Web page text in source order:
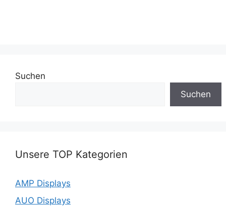
Suchen
Suchen
Unsere TOP Kategorien
AMP Displays
AUO Displays